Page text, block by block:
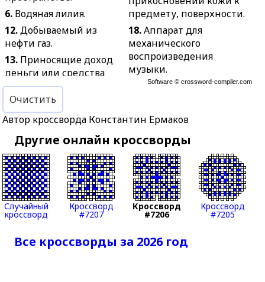
6. Водяная лилия.
12.Добываемый из
нефти газ.
13. Приносящие доход
деньги или средства
производства.
14.Буддийский символ
чистоты.
Воздушный шар для
метеорологических
наблюдений.
16.Работник
издательства, редакции
или типографии.
17.Речной лифт для
20.Второй месяц зимы.
предмету, поверхности.
18.Аппарат для
механического
воспроизведения
музыки.
Семейный праздник
Продукт
переработки целлюлозы
для изготовления
искусственного шёлка,
целлофана.
24.В Российской
империи и некоторых
закрытое учебное
заведение с
Software ©crossword-compiler.com
Очистить
Автор кроссворда Константин Ермаков
Другие онлайн кроссворды
Случайный
кроссворд
Кроссворд
#7207
Кроссворд
#7206
Кроссворд
#7205
Все кроссворды за 2026 год